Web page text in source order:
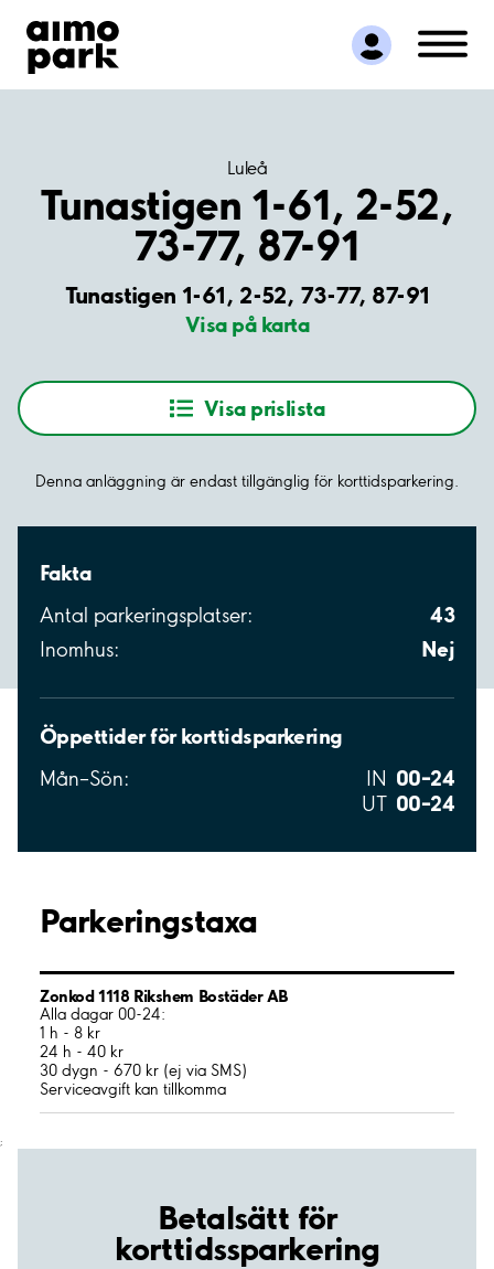
Hitta parkering
Samarbete
Kundservice
Luleå
Tunastigen 1-61, 2-52,
73-77, 87-91
Tunastigen 1-61, 2-52, 73-77, 87-91
Visa på karta
Visa prislista
Denna anläggning är endast tillgänglig för korttidsparkering.
Fakta
Antal parkeringsplatser: 43
Inomhus: Nej
Öppettider för korttidsparkering
Mån–Sön: IN 00–24
UT 00–24
Parkeringstaxa
Zonkod 1118 Rikshem Bostäder AB
Alla dagar 00-24:
1 h - 8 kr
24 h - 40 kr
30 dygn - 670 kr (ej via SMS)
Serviceavgift kan tillkomma
;
Betalsätt för
korttidssparkering